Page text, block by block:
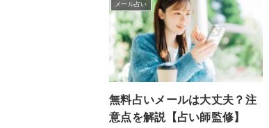
メール占い
無料占いメールは大丈夫？注
意点を解説【占い師監修】